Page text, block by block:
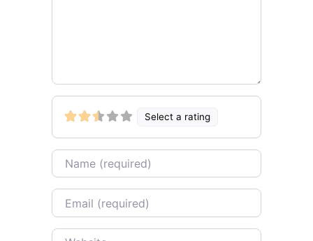
Select a rating
Name
Email
Website